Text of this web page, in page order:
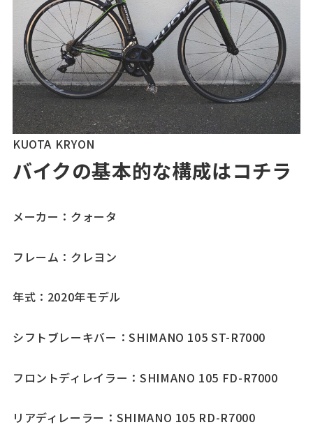
KUOTA KRYON
バイクの基本的な構成はコチラ
メーカー：クォータ
フレーム：クレヨン
年式：2020年モデル
シフトブレーキバー：SHIMANO 105 ST-R7000
フロントディレイラー：SHIMANO 105 FD-R7000
リアディレーラー：SHIMANO 105 RD-R7000